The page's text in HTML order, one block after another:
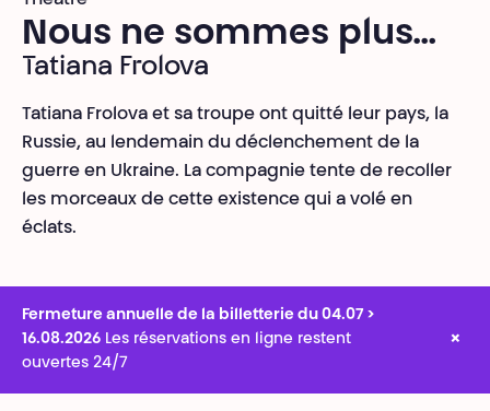
Nous ne sommes plus…
Tatiana Frolova
Tatiana Frolova et sa troupe ont quitté leur pays, la
Russie, au lendemain du déclenchement de la
guerre en Ukraine. La compagnie tente de recoller
les morceaux de cette existence qui a volé en
éclats.
Fermeture annuelle de la billetterie du 04.07 >
16.08.2026 Les réservations en ligne restent
ouvertes 24/7
×